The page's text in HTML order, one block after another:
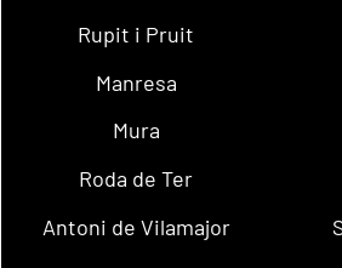
Rupit i Pruit
Manresa
Mura
Roda de Ter
Antoni de Vilamajor